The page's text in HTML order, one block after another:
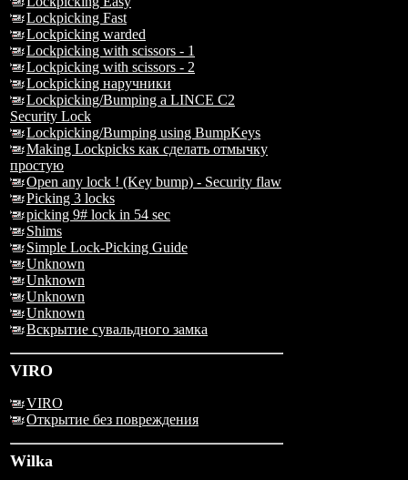
Lockpicking Fast
Lockpicking warded
Lockpicking with scissors - 1
Lockpicking with scissors - 2
Lockpicking наручники
Lockpicking/Bumping a LINCE C2
Security Lock
Lockpicking/Bumping using BumpKeys
Making Lockpicks как сделать отмычку
простую
Open any lock ! (Key bump) - Security flaw
Picking 3 locks
picking 9# lock in 54 sec
Shims
Simple Lock-Picking Guide
Unknown
Unknown
Unknown
Unknown
Вскрытие сувальдного замка
VIRO
VIRO
Открытие без повреждения
Wilka